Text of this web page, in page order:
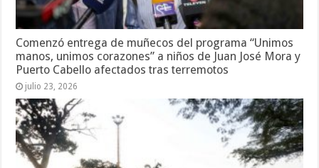
Comenzó entrega de muñecos del programa “Unimos
manos, unimos corazones” a niños de Juan José Mora y
Puerto Cabello afectados tras terremotos
julio 23, 2026